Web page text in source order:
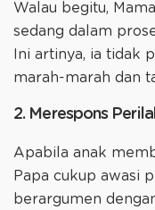
Walau begitu,
sedang dalam
Ini artinya, ia tidak
marah-marah dan
2. Merespons
Apabila anak
Papa cukup awasi
berargumen